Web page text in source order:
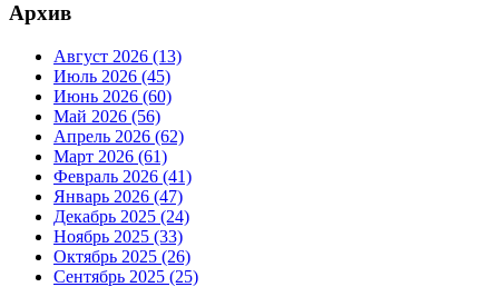
Архив
Август 2026 (13)
Июль 2026 (45)
Июнь 2026 (60)
Май 2026 (56)
Апрель 2026 (62)
Март 2026 (61)
Февраль 2026 (41)
Январь 2026 (47)
Декабрь 2025 (24)
Ноябрь 2025 (33)
Октябрь 2025 (26)
Сентябрь 2025 (25)